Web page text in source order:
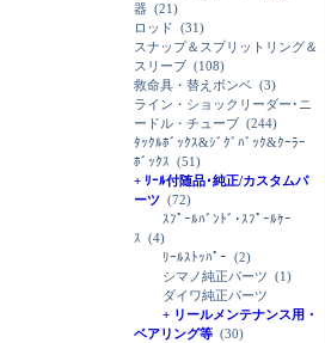
器 (21)
ロッド (31)
スナップ＆スプリットリング＆
スリーブ (108)
救命具・替えボンベ (3)
ライン・ショックリーダー･ニ
ードル・チューブ (244)
ﾀｯｸﾙﾎﾞｯｸｽ&ｼﾞｸﾞﾊﾞｯｸ&ｸｰﾗｰ
ﾎﾞｯｸｽ (51)
+ ﾘｰﾙ付随品･純正/カスタムパ
ーツ (72)
ｽﾌﾟｰﾙﾊﾞﾝﾄﾞ･ｽﾌﾟｰﾙｹｰ
ｽ (4)
ﾘｰﾙｽﾄｯﾊﾟｰ (2)
シマノ純正パーツ (1)
ダイワ純正パーツ
+ リールメンテナンス用・
ベアリング等 (30)